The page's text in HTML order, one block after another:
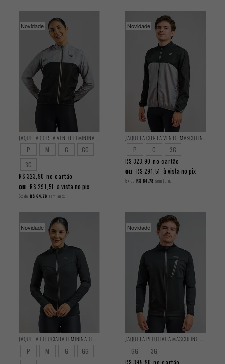
Novidade
P M G
GG
3G
R$ 323,90 no cartão
ou R$ 291,51 à vista no pix
5x de R$ 64,78 sem juros
Novidade
P G 3G
R$ 323,90 no cartão
ou R$ 291,51 à vista no pix
5x de R$ 64,78 sem juros
Novidade
JAQUETA PELUCIADA FEMININA CLASSIC
P M G
GG
Novidade
JAQUETA PELUCIADA MASCULINO CLASSIC
GG 3G